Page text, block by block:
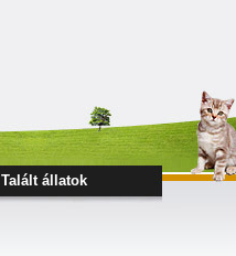
Talált állatok